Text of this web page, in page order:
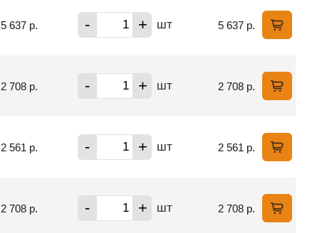
5 637 р. - + шт 5 637 р.
2 708 р. - + шт 2 708 р.
2 561 р. - + шт 2 561 р.
2 708 р. - + шт 2 708 р.